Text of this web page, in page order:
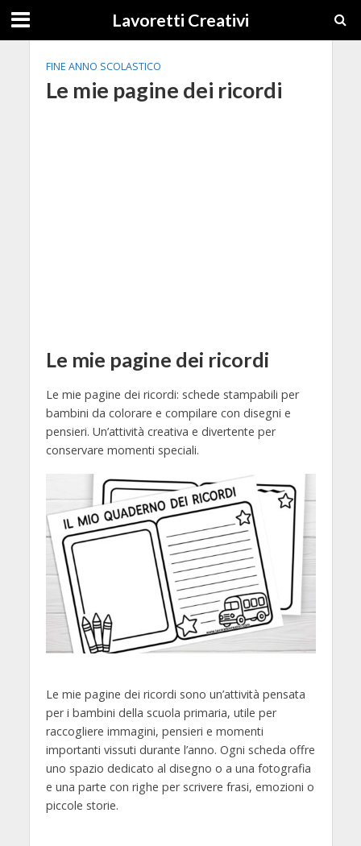
Lavoretti Creativi
FINE ANNO SCOLASTICO
Le mie pagine dei ricordi
Le mie pagine dei ricordi
Le mie pagine dei ricordi: schede stampabili per
bambini da colorare e compilare con disegni e
pensieri. Un’attività creativa e divertente per
conservare momenti speciali.
Le mie pagine dei ricordi sono un’attività pensata
per i bambini della scuola primaria, utile per
raccogliere immagini, pensieri e momenti
importanti vissuti durante l’anno. Ogni scheda offre
uno spazio dedicato al disegno o a una fotografia
e una parte con righe per scrivere frasi, emozioni o
piccole storie.